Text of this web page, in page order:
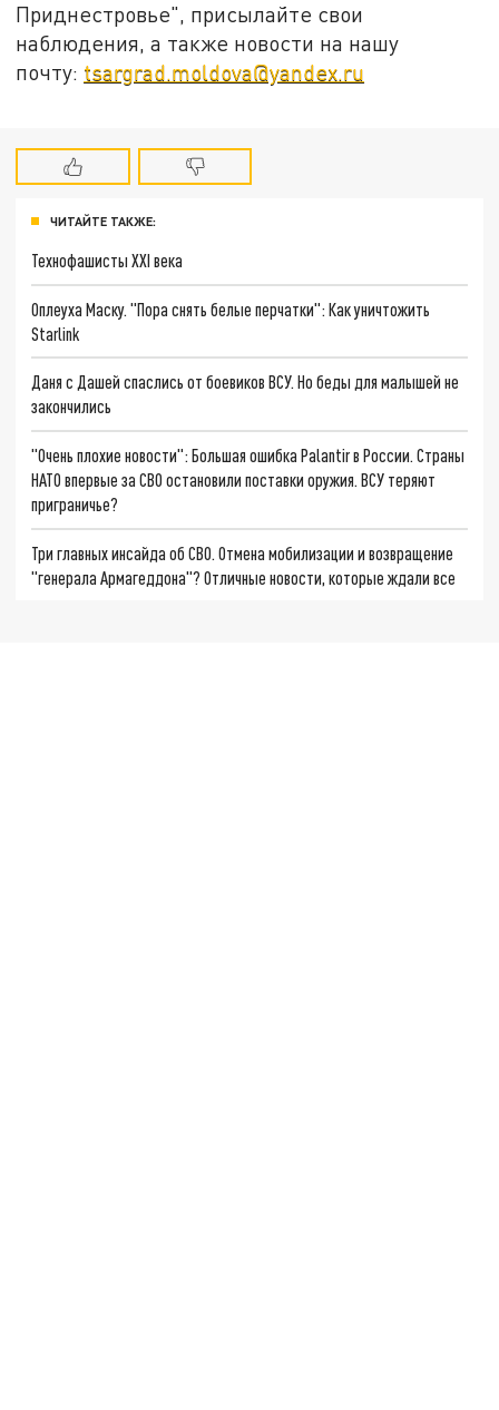
Приднестровье", присылайте свои
наблюдения, а также новости на нашу
почту: tsargrad.moldova@yandex.ru
ЧИТАЙТЕ ТАКЖЕ:
Технофашисты XXI века
Оплеуха Маску. "Пора снять белые перчатки": Как уничтожить
Starlink
Даня с Дашей спаслись от боевиков ВСУ. Но беды для малышей не
закончились
"Очень плохие новости": Большая ошибка Palantir в России. Страны
НАТО впервые за СВО остановили поставки оружия. ВСУ теряют
приграничье?
Три главных инсайда об СВО. Отмена мобилизации и возвращение
"генерала Армагеддона"? Отличные новости, которые ждали все